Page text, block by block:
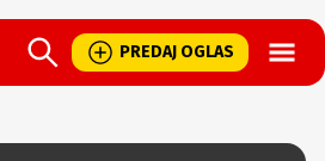
PREDAJ OGLAS